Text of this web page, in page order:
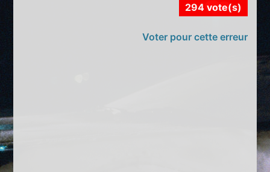
294 vote(s)
Voter pour cette erreur